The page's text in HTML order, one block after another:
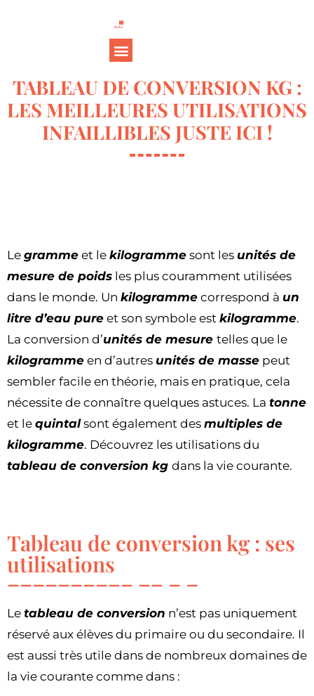
TABLEAU DE CONVERSION KG :
LES MEILLEURES UTILISATIONS
INFAILLIBLES JUSTE ICI !
Le gramme et le kilogramme sont les unités de
mesure de poids les plus couramment utilisées
dans le monde. Un kilogramme correspond à un
litre d’eau pure et son symbole est kilogramme.
La conversion d’unités de mesure telles que le
kilogramme en d’autres unités de masse peut
sembler facile en théorie, mais en pratique, cela
nécessite de connaître quelques astuces. La tonne
et le quintalsont également des multiples de
kilogramme. Découvrez les utilisations du
tableau de conversion kg dans la vie courante.
Tableau de conversion kg : ses
utilisations
Le tableau de conversion n’est pas uniquement
réservé aux élèves du primaire ou du secondaire. Il
est aussi très utile dans de nombreux domaines de
la vie courante comme dans :